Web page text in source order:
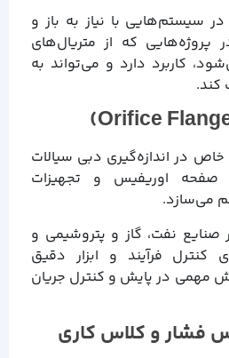
سیستم‌هایی با نیاز به باز و
که از متریال‌های
کاربرد دارد و می‌تواند به
خاص در اندازه‌گیری دبی سیالات
اوریفیس و تجهیزات
می‌سازد.
نفت، گاز و پتروشیمی و
کنترل فرآیند و ابزار دقیق
مهمی در پایش و کنترل جریان
فشار و کلاس کاری